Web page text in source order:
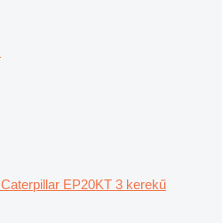
Caterpillar EP20KT 3 kerekű